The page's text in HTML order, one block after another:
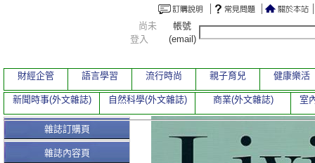
雜誌訂購頁
雜誌內容頁
尚未
登入
帳號
(email)
財經企管 語言學習 流行時尚 親子育兒 健康樂活
新聞時事(外文雜誌) 自然科學(外文雜誌) 商業(外文雜誌) 室